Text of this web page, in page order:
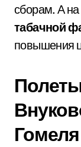
сборам. А
табачной
повышения
Гомеля